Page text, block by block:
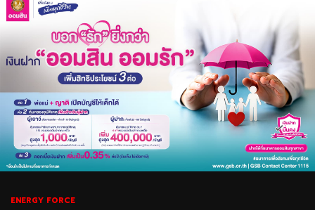
ENERGY FORCE